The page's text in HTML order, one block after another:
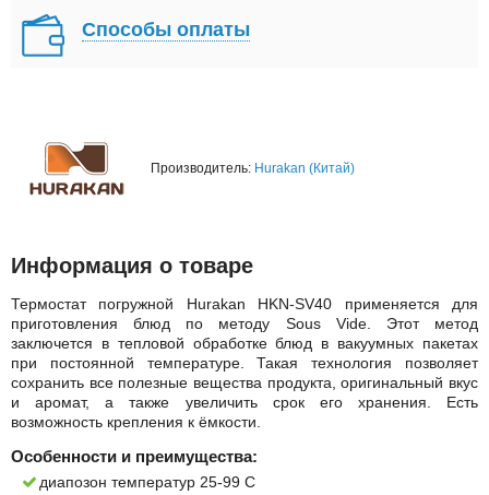
Способы оплаты
Производитель: Hurakan (Китай)
Информация о товаре
Термостат погружной Hurakan HKN-SV40 применяется для
приготовления блюд по методу Sous Vide. Этот метод
заключется в тепловой обработке блюд в вакуумных пакетах
при постоянной температуре. Такая технология позволяет
сохранить все полезные вещества продукта, оригинальный вкус
и аромат, а также увеличить срок его хранения. Есть
возможность крепления к ёмкости.
Особенности и преимущества:
диапозон температур 25-99 C